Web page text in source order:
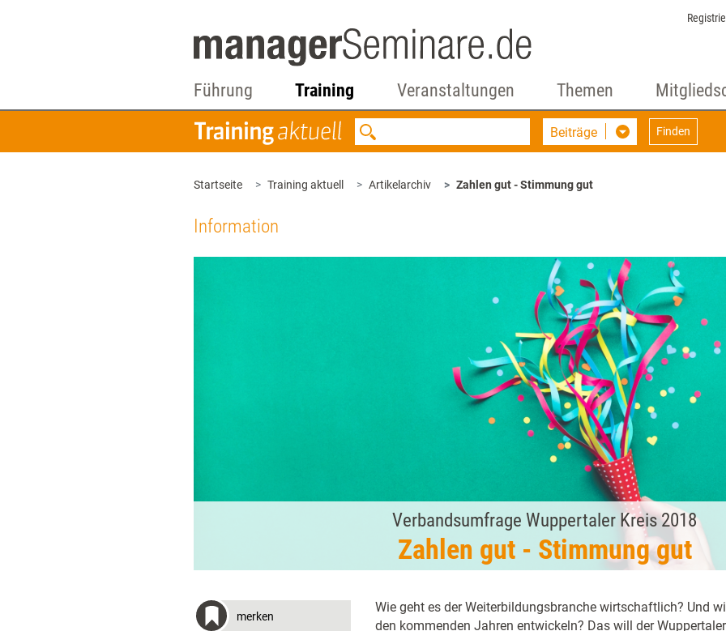
Führung Training Veranstaltungen Themen
Beiträge Finden
Startseite Training aktuell Artikelarchiv Zahlen gut - Stimmung gut
Information
Verbandsumfrage Wuppertaler Kreis 2018
Zahlen gut - Stimmung gut
merken
Wie geht es der Weiterbildungsbranche wirtschaftlich? Und
den kommenden Jahren entwickeln? Das will der